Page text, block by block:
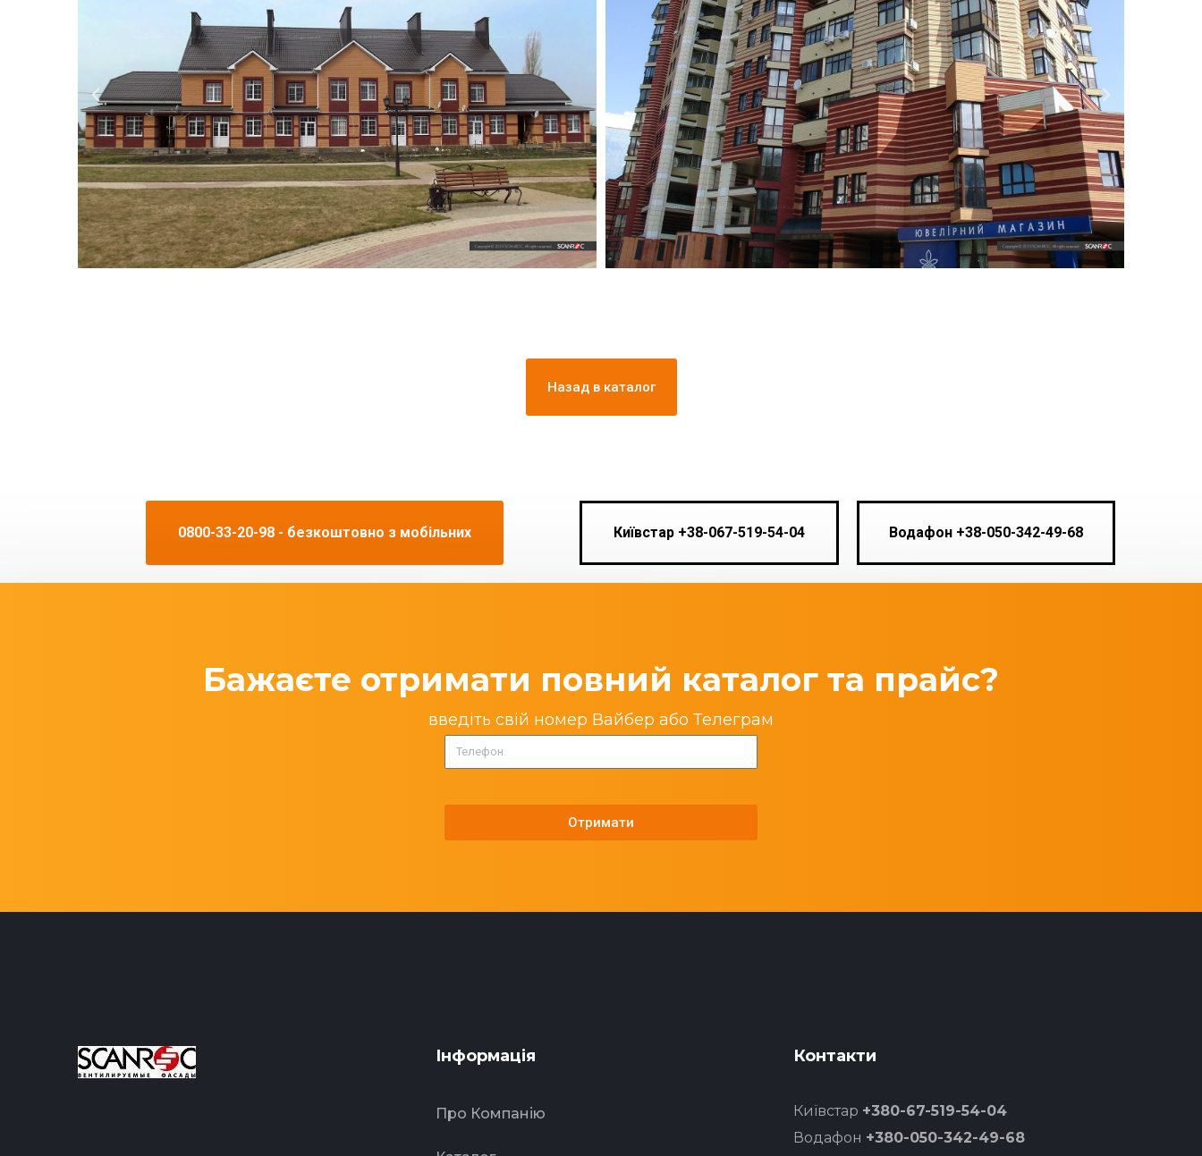
Назад в каталог
0800-33-20-98 - безкоштовно з мобільних Київстар +38-067-519-54-04 Водафон +38-050-342-49-68
Бажаєте отримати повний каталог та прайс?
введіть свій номер Вайбер або Телеграм
Отримати
Інформація
Про Компанію
Контакти
Київстар +380-67-519-54-04
Водафон +380-050-342-49-68